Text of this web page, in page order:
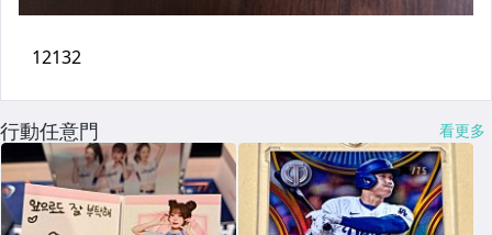
行動任意門 看更多